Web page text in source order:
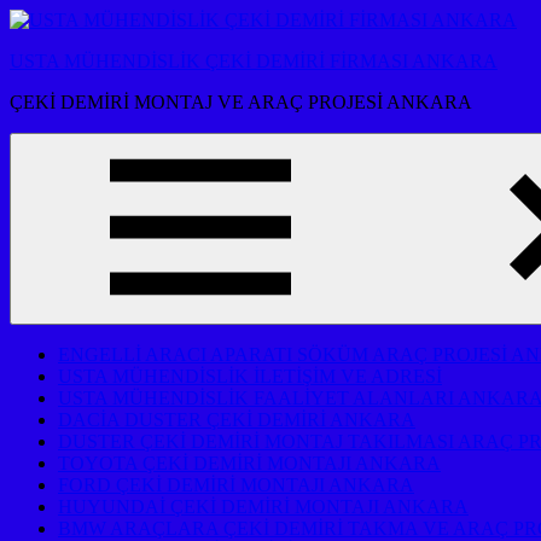
İçeriğe
USTA MÜHENDİSLİK ÇEKİ DEMİRİ FİRMASI ANKARA
ÇEKİ DEMİRİ MONTAJ VE ARAÇ PROJESİ ANKARA
ENGELLİ ARACI APARATI SÖKÜM ARAÇ PROJESİ
USTA MÜHENDİSLİK İLETİŞİM VE ADRESİ
USTA MÜHENDİSLİK FAALİYET ALANLARI ANKARA
DACİA DUSTER ÇEKİ DEMİRİ ANKARA
DUSTER ÇEKİ DEMİRİ MONTAJ TAKILMASI ARAÇ
TOYOTA ÇEKİ DEMİRİ MONTAJI ANKARA
FORD ÇEKİ DEMİRİ MONTAJI ANKARA
HUYUNDAİ ÇEKİ DEMİRİ MONTAJI ANKARA
BMW ARAÇLARA ÇEKİ DEMİRİ TAKMA VE ARAÇ